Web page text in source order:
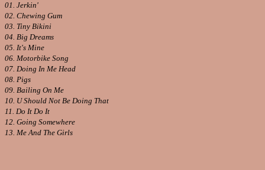
01. Jerkin'
02. Chewing Gum
03. Tiny Bikini
04. Big Dreams
05. It's Mine
06. Motorbike Song
07. Doing In Me Head
08. Pigs
09. Bailing On Me
10. U Should Not Be Doing That
11. Do It Do It
12. Going Somewhere
13. Me And The Girls